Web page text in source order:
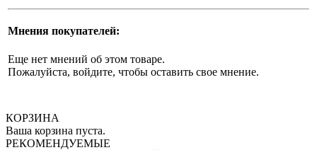
Мнения покупателей:
Еще нет мнений об этом товаре.
Пожалуйста, войдите, чтобы оставить свое мнение.
КОРЗИНА
Ваша корзина пуста.
РЕКОМЕНДУЕМЫЕ